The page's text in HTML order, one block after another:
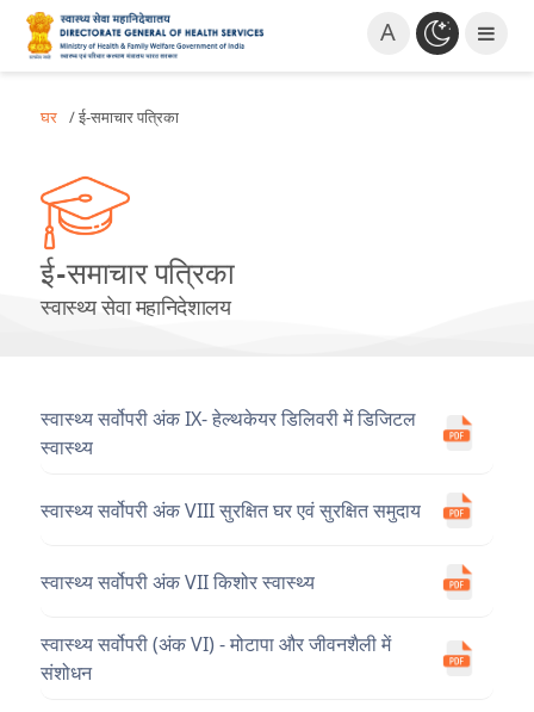
A
घर / ई-समाचार पत्रिका
ई-समाचार पत्रिका
स्वास्थ्य सेवा महानिदेशालय
स्वास्थ्य सर्वोपरी अंक IX- हेल्थकेयर डिलिवरी में डिजिटल
स्वास्थ्य
स्वास्थ्य सर्वोपरी अंक VIII सुरक्षित घर एवं सुरक्षित समुदाय
स्वास्थ्य सर्वोपरी अंक VII किशोर स्वास्थ्य
स्वास्थ्य सर्वोपरी (अंक VI) - मोटापा और जीवनशैली में
संशोधन